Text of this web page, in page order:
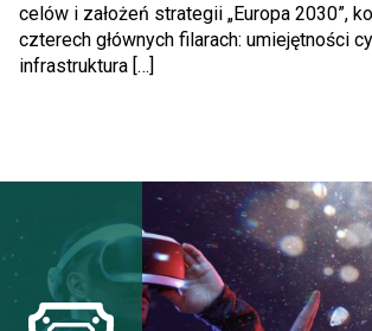
celów i założeń strategii „Europa 2030”,
czterech głównych filarach: umiejętności
infrastruktura […]